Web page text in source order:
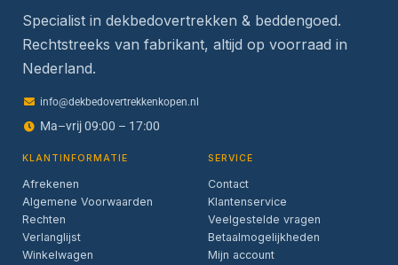
Specialist in dekbedovertrekken & beddengoed.
Rechtstreeks van fabrikant, altijd op voorraad in
Nederland.
info@dekbedovertrekkenkopen.nl
Ma–vrij 09:00 – 17:00
KLANTINFORMATIE
Afrekenen
Algemene Voorwaarden
Rechten
Verlanglijst
Winkelwagen
SERVICE
Contact
Klantenservice
Veelgestelde vragen
Betaalmogelijkheden
Mijn account